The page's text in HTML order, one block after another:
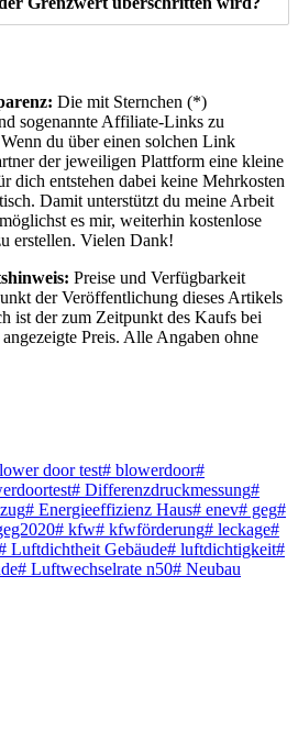
Die mit Sternchen (*)
sogenannte Affiliate-Links zu
du über einen solchen Link
der jeweiligen Plattform eine kleine
dich entstehen dabei keine Mehrkosten
Damit unterstützt du meine Arbeit
es mir, weiterhin kostenlose
erstellen. Vielen Dank!
Preise und Verfügbarkeit
der Veröffentlichung dieses Artikels
ist der zum Zeitpunkt des Kaufs bei
Preis. Alle Angaben ohne
door test# blowerdoor#
# Differenzdruckmessung#
# Energieeffizienz Haus# enev# geg#
# kfw# kfwförderung# leckage#
Luftdichtheit Gebäude# luftdichtigkeit#
# Luftwechselrate n50# Neubau